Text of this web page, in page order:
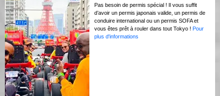
Pas besoin de permis spécial ! Il vous suffit
d’avoir un permis japonais valide, un permis de
conduire international ou un permis SOFA et
vous êtes prêt à rouler dans tout Tokyo ! Pour
plus d'informations